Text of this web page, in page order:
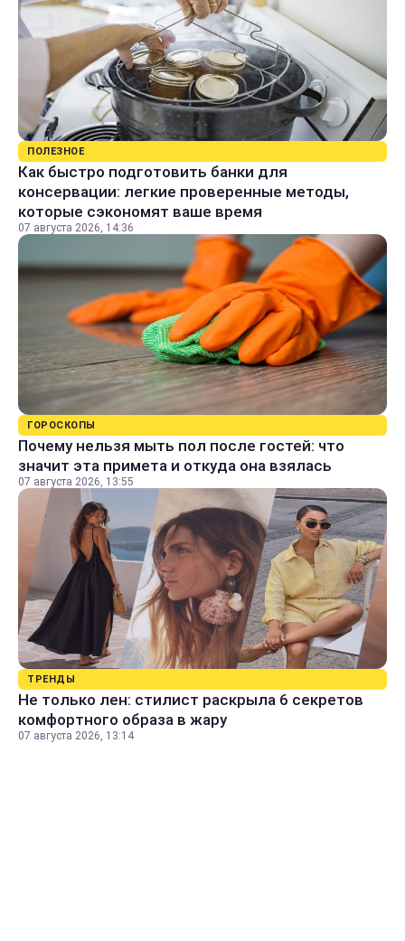
ПОЛЕЗНОЕ
Как быстро подготовить банки для
консервации: легкие проверенные методы,
которые сэкономят ваше время
07 августа 2026, 14:36
ГОРОСКОПЫ
Почему нельзя мыть пол после гостей: что
значит эта примета и откуда она взялась
07 августа 2026, 13:55
ТРЕНДЫ
Не только лен: стилист раскрыла 6 секретов
комфортного образа в жару
07 августа 2026, 13:14